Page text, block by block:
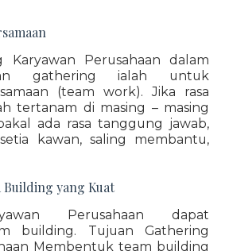
Karyawan Perusahaan dalam
gathering ialah untuk
(team work). Jika rasa
tertanam di masing – masing
ada rasa tanggung jawab,
kawan, saling membantu,
Building yang Kuat
Perusahaan dapat
building. Tujuan Gathering
Membentuk team building